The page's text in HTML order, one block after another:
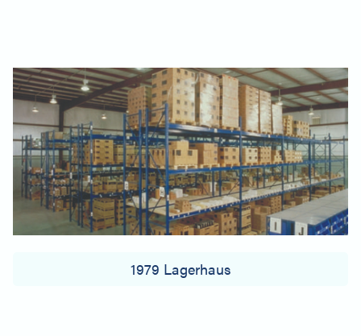
1979 Lagerhaus